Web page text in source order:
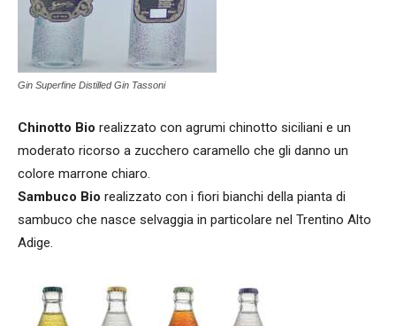
Gin Superfine Distilled Gin Tassoni
Chinotto Bio realizzato con agrumi chinotto siciliani e un
moderato ricorso a zucchero caramello che gli danno un
colore marrone chiaro.
Sambuco Bio realizzato con i fiori bianchi della pianta di
sambuco che nasce selvaggia in particolare nel Trentino Alto
Adige.